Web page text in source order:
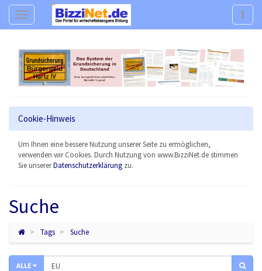
Navigation
Cookie-Hinweis
Um Ihnen eine bessere Nutzung unserer Seite zu ermöglichen,
verwenden wir Cookies. Durch Nutzung von www.BizziNet.de stimmen
Sie unsererDatenschutzerklärung zu.
Suche
Tags Suche
ALLE